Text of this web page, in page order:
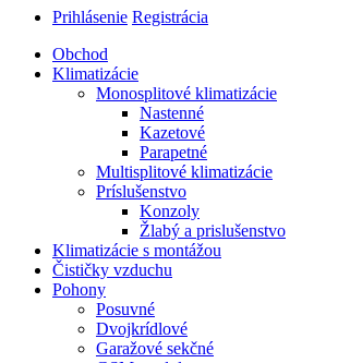
Prihlásenie Registrácia
Obchod
Klimatizácie
Monosplitové klimatizácie
Nastenné
Kazetové
Parapetné
Multisplitové klimatizácie
Príslušenstvo
Konzoly
Žlabý a prislušenstvo
Klimatizácie s montážou
Čističky vzduchu
Pohony
Posuvné
Dvojkrídlové
Garažové sekčné